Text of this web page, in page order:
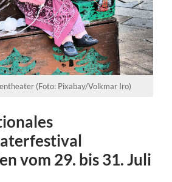
(Foto: Pixabay/Volkmar Iro)
vom 29. bis 31. Juli